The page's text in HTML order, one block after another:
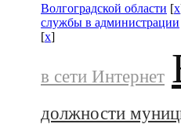
Волгоградской области [x
службы в администрации
[x]
в сети Интернет
должности